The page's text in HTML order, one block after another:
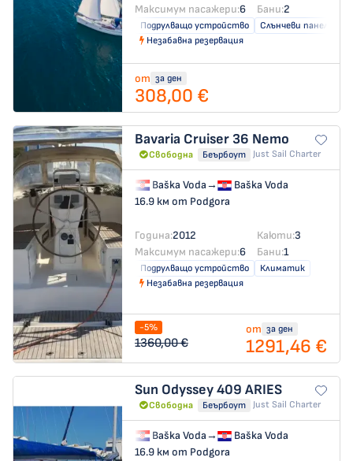
Максимум пасажери:6 Бани:2
Подрулващо устройство
Слънчеви панели
Незабавна резервация
от за ден
308,00 €
Bavaria Cruiser 36 Nemo
Свободна Беърбоут Just Sail Charter
Baška Voda→
Baška Voda
16.9 км от Podgora
Година:2012 Каюти:3
Максимум пасажери:6 Бани:1
Подрулващо устройство
Климатик
Незабавна резервация
-5%
1360,00 €
от за ден
1291,46 €
Sun Odyssey 409 ARIES
Свободна Беърбоут Just Sail Charter
Baška Voda→
Baška Voda
16.9 км от Podgora